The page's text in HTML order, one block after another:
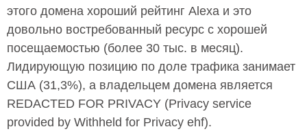
этого домена хороший рейтинг Alexa и это
довольно востребованный ресурс с хорошей
посещаемостью (более 30 тыс. в месяц).
Лидирующую позицию по доле трафика занимает
США (31,3%), а владельцем домена является
REDACTED FOR PRIVACY (Privacy service
provided by Withheld for Privacy ehf).